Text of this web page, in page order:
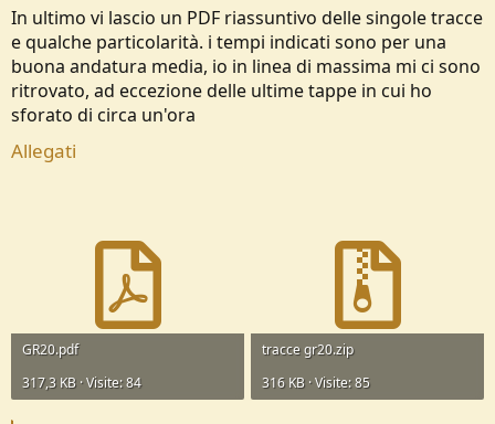
In ultimo vi lascio un PDF riassuntivo delle singole tracce
e qualche particolarità. i tempi indicati sono per una
buona andatura media, io in linea di massima mi ci sono
ritrovato, ad eccezione delle ultime tappe in cui ho
sforato di circa un'ora
Allegati
GR20.pdf
317,3 KB · Visite: 84
tracce gr20.zip
316 KB · Visite: 85